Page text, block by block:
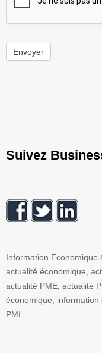
Envoyer
Suivez
Information Economique
actualité économique,
actualité PME, actualité
économique,
PMI